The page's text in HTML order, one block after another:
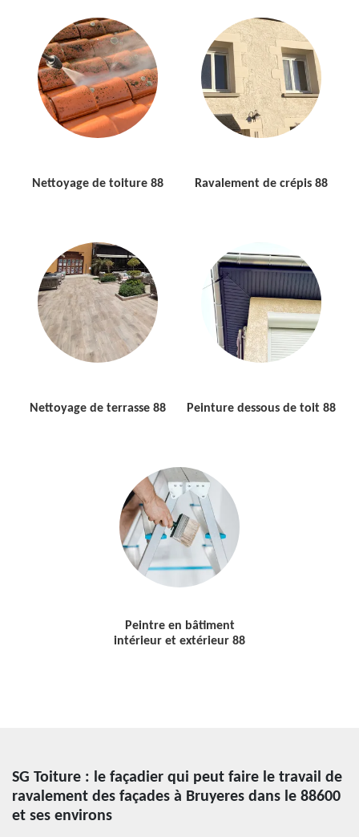
Nettoyage de toiture 88 Ravalement de crépis 88
Nettoyage de terrasse 88 Peinture dessous de toit 88
Peintre en bâtiment
intérieur et extérieur 88
SG Toiture : le façadier qui peut faire le travail de
ravalement des façades à Bruyeres dans le 88600
et ses environs